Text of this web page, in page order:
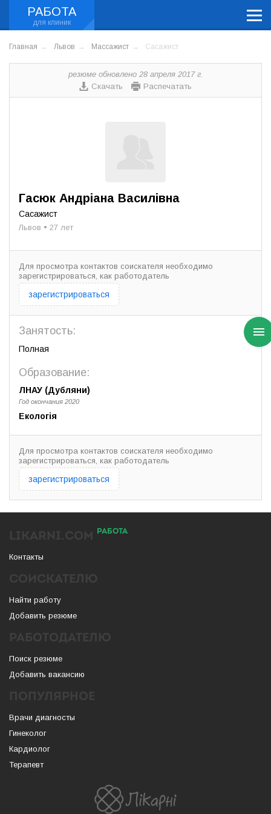
РАБОТА
Главная Львов Массажист Сасажист
резюме обновлено 28 апреля 2017 г.
Скачать
Распечатать
Гасюк Андріана Василівна
Сасажист
Львов • 27 лет
Для просмотра контактов соискателя необходимо
зарегистрироваться, как работодатель
зарегистрироваться
Занятость:
Полная
Образование:
ЛНАУ (Дубляни)
Год окончания 2020
Екологія
Для просмотра контактов соискателя необходимо
зарегистрироваться, как работодатель
зарегистрироваться
РАБОТА
Контакты
Найти работу
Добавить резюме
Поиск резюме
Добавить вакансию
Врачи диагносты
Гинеколог
Кардиолог
Терапевт